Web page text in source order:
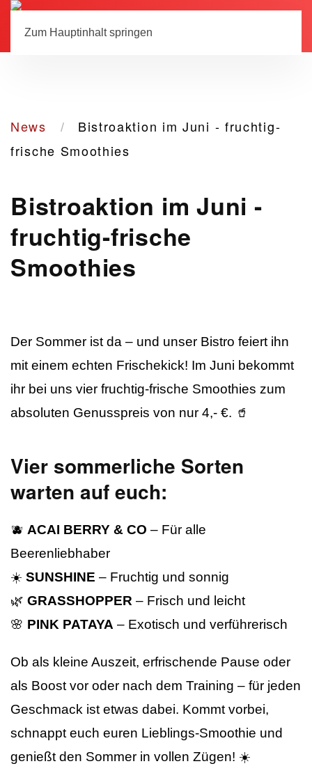
Zum Hauptinhalt springenMitglied werden
News
Bistroaktion im Juni - fruchtig-
frische Smoothies
Bistroaktion im Juni -
fruchtig-frische
Smoothies
Der Sommer ist da – und unser Bistro feiert ihn
mit einem echten Frischekick! Im Juni bekommt
ihr bei uns vier fruchtig-frische Smoothies zum
absoluten Genusspreis von nur 4,- €. 🥤
Vier sommerliche Sorten
warten auf euch:
🫐 ACAI BERRY & CO – Für alle
Beerenliebhaber
☀️ SUNSHINE – Fruchtig und sonnig
🌿 GRASSHOPPER – Frisch und leicht
🌸 PINK PATAYA – Exotisch und verführerisch
Ob als kleine Auszeit, erfrischende Pause oder
als Boost vor oder nach dem Training – für jeden
Geschmack ist etwas dabei. Kommt vorbei,
schnappt euch euren Lieblings-Smoothie und
genießt den Sommer in vollen Zügen! ☀️